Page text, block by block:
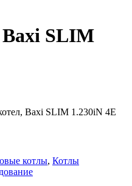
Baxi SLIM
Baxi SLIM 1.230iN 4E
котлы, Котлы